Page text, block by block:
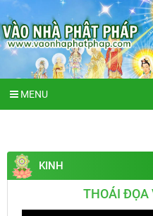
MENU
KINH
THOÁI ĐỌA